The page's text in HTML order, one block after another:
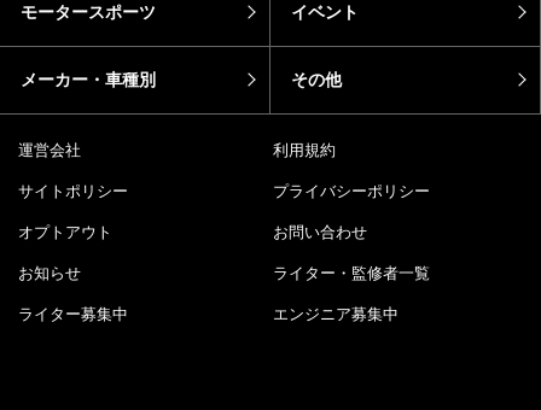
モータースポーツ イベント
メーカー・車種別 その他
運営会社 利用規約
サイトポリシー プライバシーポリシー
オプトアウト お問い合わせ
お知らせ ライター・監修者一覧
ライター募集中 エンジニア募集中